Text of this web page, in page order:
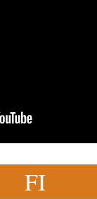
FI